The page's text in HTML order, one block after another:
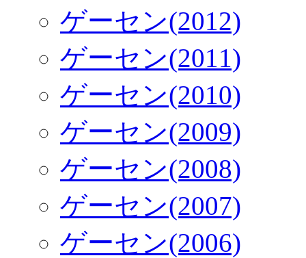
ゲーセン(2012)
ゲーセン(2011)
ゲーセン(2010)
ゲーセン(2009)
ゲーセン(2008)
ゲーセン(2007)
ゲーセン(2006)